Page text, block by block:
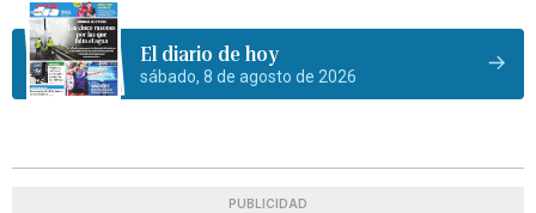
El diario de hoy
sábado, 8 de agosto de 2026
PUBLICIDAD